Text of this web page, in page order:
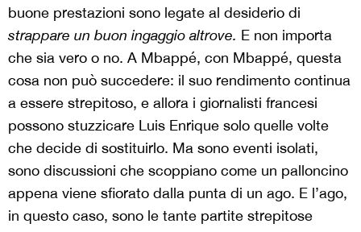
buone prestazioni sono legate al desiderio di
strappare un buon ingaggio altrove. E non importa
che sia vero o no. A Mbappé, con Mbappé, questa
cosa non può succedere: il suo rendimento continua
a essere strepitoso, e allora i giornalisti francesi
possono stuzzicare Luis Enrique solo quelle volte
che decide di sostituirlo. Ma sono eventi isolati,
sono discussioni che scoppiano come un palloncino
appena viene sfiorato dalla punta di un ago. E l’ago,
in questo caso, sono le tante partite strepitose